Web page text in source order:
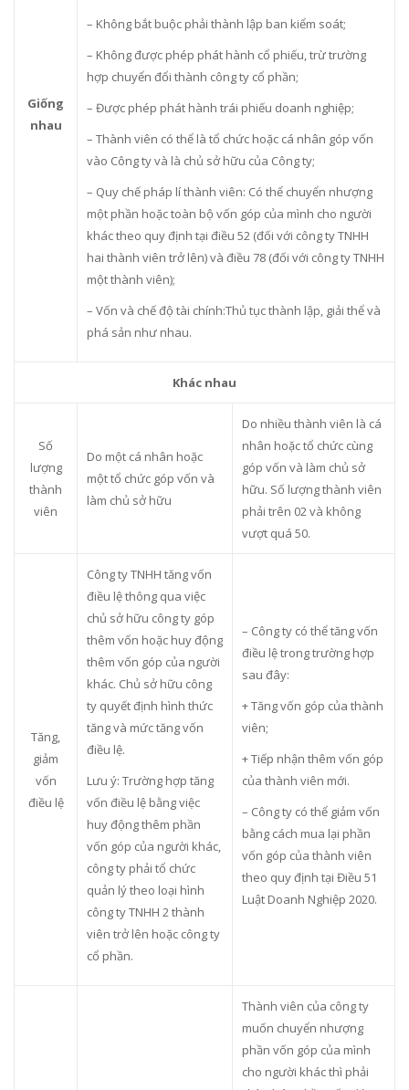
Giống
nhau
– Không bắt buộc phải thành lập ban kiểm soát;
– Không được phép phát hành cổ phiếu, trừ trường
hợp chuyển đổi thành công ty cổ phần;
– Được phép phát hành trái phiếu doanh nghiệp;
– Thành viên có thể là tổ chức hoặc cá nhân góp vốn
vào Công ty và là chủ sở hữu của Công ty;
– Quy chế pháp lí thành viên: Có thể chuyển nhượng
một phần hoặc toàn bộ vốn góp của mình cho người
khác theo quy định tại điều 52 (đối với công ty TNHH
hai thành viên trở lên) và điều 78 (đối với công ty TNHH
một thành viên);
– Vốn và chế độ tài chính:Thủ tục thành lập, giải thể và
phá sản như nhau.
Khác nhau
Số
lượng
thành
viên
Do một cá nhân hoặc
một tổ chức góp vốn và
làm chủ sở hữu
Do nhiều thành viên là cá
nhân hoặc tổ chức cùng
góp vốn và làm chủ sở
hữu. Số lượng thành viên
phải trên 02 và không
vượt quá 50.
Tăng,
giảm
vốn
điều lệ
Công ty TNHH tăng vốn
điều lệ thông qua việc
chủ sở hữu công ty góp
thêm vốn hoặc huy động
thêm vốn góp của người
khác. Chủ sở hữu công
ty quyết định hình thức
tăng và mức tăng vốn
điều lệ.
Lưu ý: Trường hợp tăng
vốn điều lệ bằng việc
huy động thêm phần
vốn góp của người khác,
công ty phải tổ chức
quản lý theo loại hình
công ty TNHH 2 thành
viên trở lên hoặc công ty
cổ phần.
– Công ty có thể tăng vốn
điều lệ trong trường hợp
sau đây:
+ Tăng vốn góp của thành
viên;
+ Tiếp nhận thêm vốn góp
của thành viên mới.
– Công ty có thể giảm vốn
bằng cách mua lại phần
vốn góp của thành viên
theo quy định tại Điều 51
Luật Doanh Nghiệp 2020.
Thành viên của công ty
muốn chuyển nhượng
phần vốn góp của mình
cho người khác thì phải